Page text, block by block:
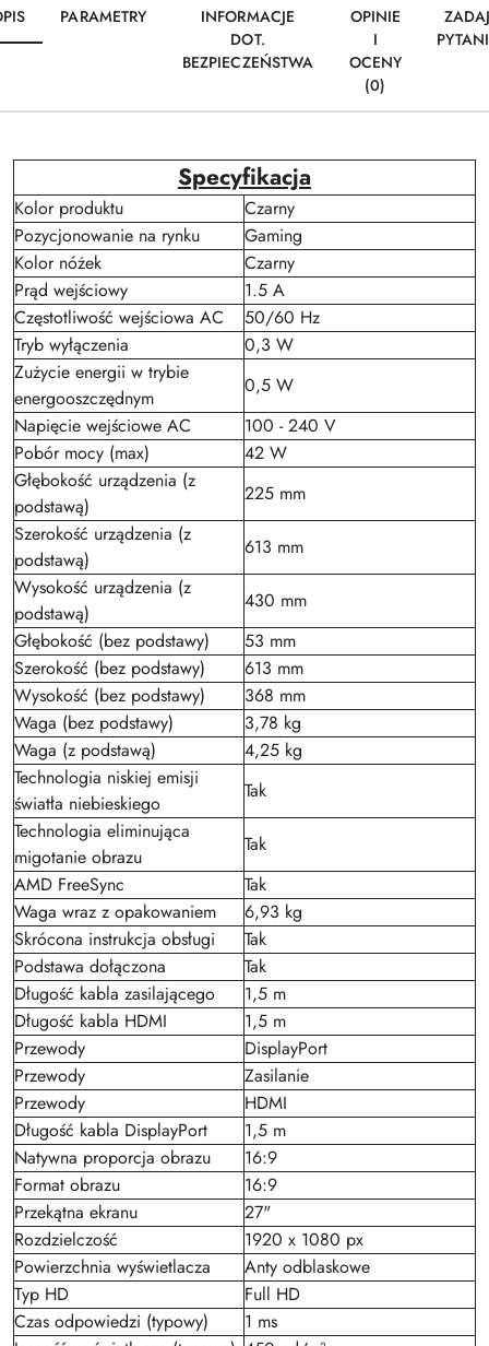
PARAMETRY
INFORMACJE
DOT.
BEZPIECZEŃSTWA
OPINIE
I
OCENY
(0)
Specyfikacja
Kolor produktu
Czarny
Pozycjonowanie na rynku
Gaming
Kolor nóżek
Czarny
Prąd wejściowy
1.5 A
Częstotliwość wejściowa AC
50/60 Hz
Tryb wyłączenia
0,3 W
Zużycie energii w trybie
energooszczędnym
0,5 W
Napięcie wejściowe AC
100 - 240 V
Pobór mocy (max)
42 W
Głębokość urządzenia (z
podstawą)
225 mm
Szerokość urządzenia (z
podstawą)
613 mm
Wysokość urządzenia (z
podstawą)
430 mm
Głębokość (bez podstawy)
53 mm
Szerokość (bez podstawy)
613 mm
Wysokość (bez podstawy)
368 mm
Waga (bez podstawy)
3,78 kg
Waga (z podstawą)
4,25 kg
Technologia niskiej emisji
światła niebieskiego
Tak
Technologia eliminująca
migotanie obrazu
Tak
AMD FreeSync
Tak
Waga wraz z opakowaniem
6,93 kg
Skrócona instrukcja obsługi
Tak
Podstawa dołączona
Tak
Długość kabla zasilającego
1,5 m
Długość kabla HDMI
1,5 m
Przewody
DisplayPort
Przewody
Zasilanie
Przewody
HDMI
Długość kabla DisplayPort
1,5 m
Natywna proporcja obrazu
16:9
Format obrazu
16:9
Przekątna ekranu
27"
Rozdzielczość
1920 x 1080 px
Powierzchnia wyświetlacza
Anty odblaskowe
Typ HD
Full HD
Czas odpowiedzi (typowy)
1 ms